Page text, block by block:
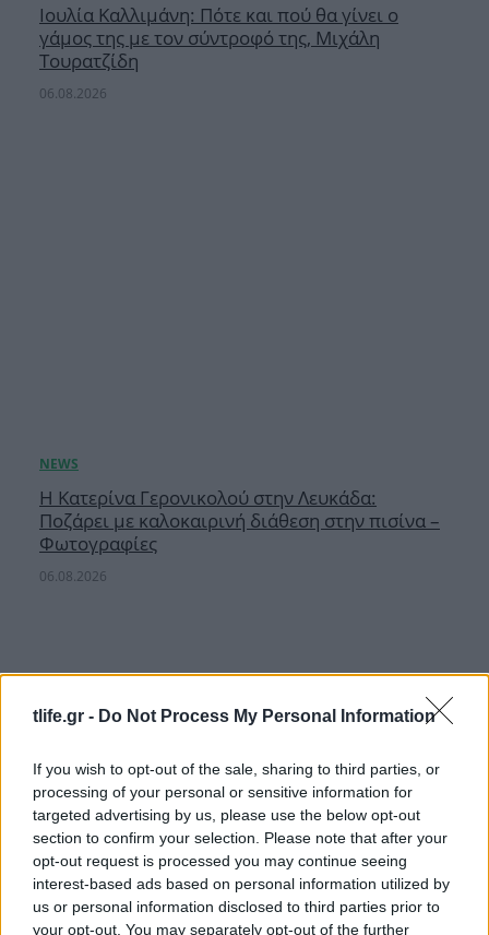
tlife.gr - Do Not Process My Personal Information
If you wish to opt-out of the sale, sharing to third parties, or
processing of your personal or sensitive information for
targeted advertising by us, please use the below opt-out
section to confirm your selection. Please note that after your
opt-out request is processed you may continue seeing
interest-based ads based on personal information utilized by
us or personal information disclosed to third parties prior to
your opt-out. You may separately opt-out of the further
Ιουλία Καλλιμάνη: Πότε και πού θα γίνει ο
γάμος της με τον σύντροφό της, Μιχάλη
Τουρατζίδη
06.08.2026
Η Κατερίνα Γερονικολού στην Λευκάδα:
Ποζάρει με καλοκαιρινή διάθεση στην πισίνα –
Φωτογραφίες
06.08.2026